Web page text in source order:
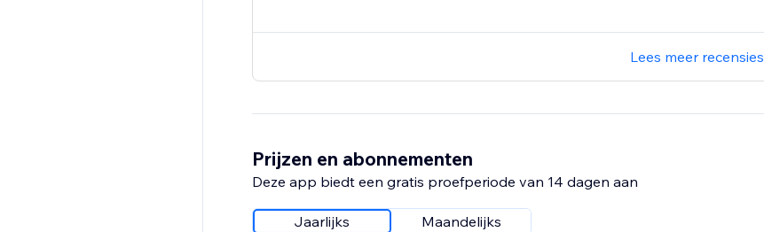
Lees meer recensies
Prijzen en abonnementen
Deze app biedt een gratis proefperiode van 14 dagen aan
Jaarlijks Maandelijks